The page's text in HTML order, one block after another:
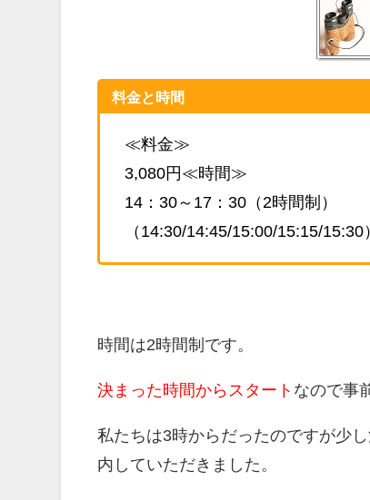
料金と時間
≪料金≫
3,080円≪時間≫
14：30～17：30（2時間制）
（14:30/14:45/15:00/15:15/15:30
時間は2時間制です。
決まった時間からスタート なので事
私たちは3時からだったのですが少
内していただきました。